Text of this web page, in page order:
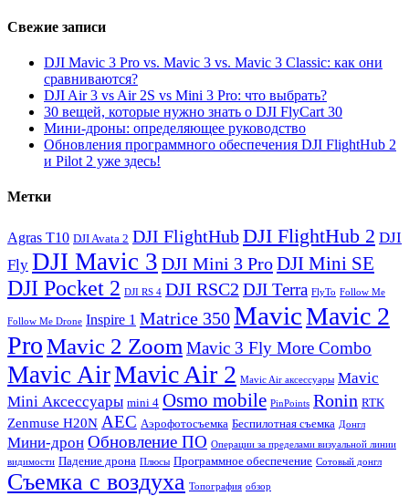
Свежие записи
DJI Mavic 3 Pro vs. Mavic 3 vs. Mavic 3 Classic: как они
сравниваются?
DJI Air 3 vs Air 2S vs Mini 3 Pro: что выбрать?
30 вещей, которые нужно знать о DJI FlyCart 30
Мини-дроны: определяющее руководство
Обновления программного обеспечения DJI FlightHub 2
и Pilot 2 уже здесь!
Метки
Agras T10 DJI Avata 2 DJI FlightHubDJI FlightHub 2 DJI
Fly DJI Mavic 3 DJI Mini 3 ProDJI Mini SE
DJI Pocket 2 DJI RS 4 DJI RSC2 DJI Terra FlyTo Follow Me
Follow Me Drone Inspire 1 Matrice 350MavicMavic 2
ProMavic 2 Zoom Mavic 3 Fly More Combo
Mavic AirMavic Air 2 Mavic Air аксессуары Mavic
Mini Аксессуары mini 4 Osmo mobile PinPoints Ronin RTK
Zenmuse H20N АЕС Аэрофотосъемка Беспилотная съемка Донгл
Мини-дрон Обновление ПО Операции за пределами визуальной линии
видимости Падение дрона Плюсы Программное обеспечение Сотовый донгл
Съемка с воздуха Топография обзор